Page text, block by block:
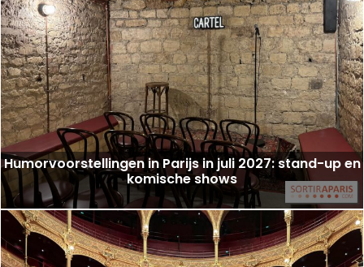
Humorvoorstellingen in Parijs in juli 2027: stand-up en
komische shows